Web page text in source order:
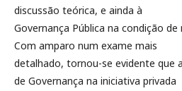
discussão teórica, e ainda à
Governança Pública na condição
Com amparo num exame mais
detalhado, tornou-se evidente que
de Governança na iniciativa privada